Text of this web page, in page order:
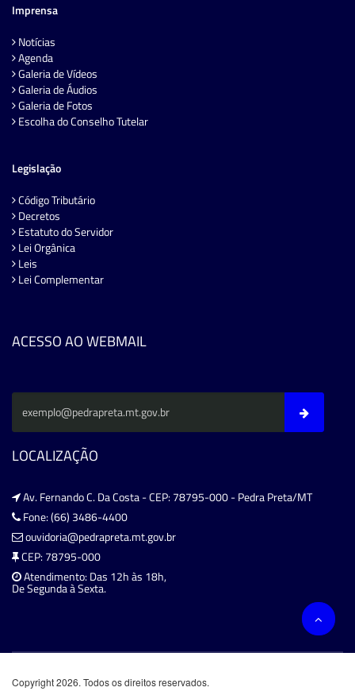
Imprensa
Notícias
Agenda
Galeria de Vídeos
Galeria de Áudios
Galeria de Fotos
Escolha do Conselho Tutelar
Legislação
Código Tributário
Decretos
Estatuto do Servidor
Lei Orgânica
Leis
Lei Complementar
ACESSO AO WEBMAIL
LOCALIZAÇÃO
Av. Fernando C. Da Costa - CEP: 78795-000 - Pedra Preta/MT
Fone: (66) 3486-4400
ouvidoria@pedrapreta.mt.gov.br
CEP: 78795-000
Atendimento: Das 12h às 18h,
De Segunda à Sexta.
Copyright 2026. Todos os direitos reservados.